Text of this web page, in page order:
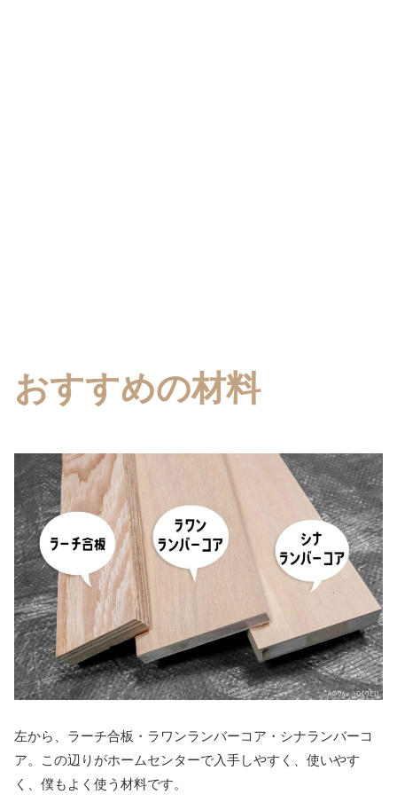
おすすめの材料
左から、ラーチ合板・ラワンランバーコア・シナランバーコ
ア。この辺りがホームセンターで入手しやすく、使いやす
く、僕もよく使う材料です。